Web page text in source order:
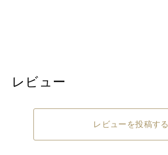
レビュー
レビューを投稿する